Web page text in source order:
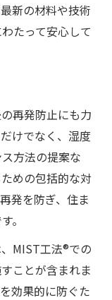
新の材料や技術
たって安心して
再発防止にも力
けでなく、湿度
方法の提案な
めの包括的な対
発を防ぎ、住ま
。
MIST工法®での
ことが含まれま
効果的に防ぐた